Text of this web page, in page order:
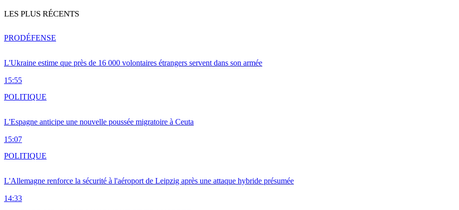
LES PLUS RÉCENTS
L'Ukraine estime que près de 16 000 volontaires étrangers servent dans son armée
15:55
PRODÉFENSE
L'Espagne anticipe une nouvelle poussée migratoire à Ceuta
15:07
POLITIQUE
L'Allemagne renforce la sécurité à l'aéroport de Leipzig après une attaque hybride présumée
14:33
POLITIQUE